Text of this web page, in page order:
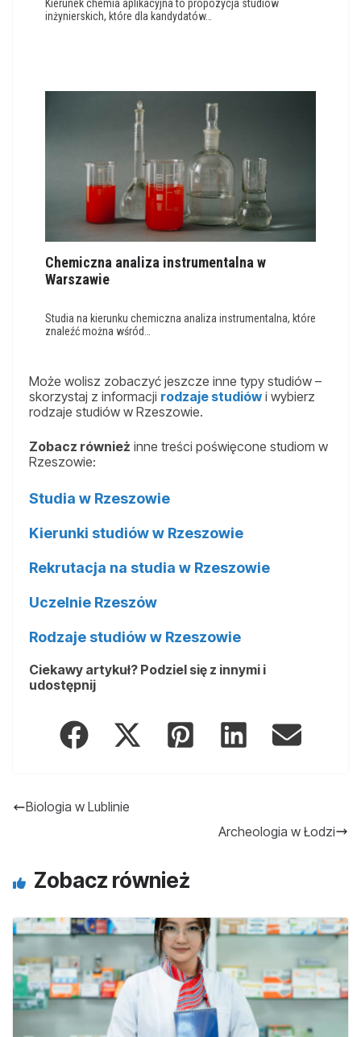
Kierunek chemia aplikacyjna to propozycja studiów
inżynierskich, które dla kandydatów…
Chemiczna analiza instrumentalna w
Warszawie
Studia na kierunku chemiczna analiza instrumentalna, które
znaleźć można wśród…
Może wolisz zobaczyć jeszcze inne typy studiów –
skorzystaj z informacji rodzaje studiów i wybierz
rodzaje studiów w Rzeszowie.
Zobacz również inne treści poświęcone studiom w
Rzeszowie:
Studia w Rzeszowie
Kierunki studiów w Rzeszowie
Rekrutacja na studia w Rzeszowie
Uczelnie Rzeszów
Rodzaje studiów w Rzeszowie
Ciekawy artykuł? Podziel się z innymi i
udostępnij
Biologia w Lublinie
Archeologia w Łodzi
Zobacz również